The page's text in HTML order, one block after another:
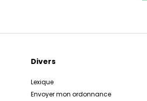
Divers
Lexique
Envoyer mon ordonnance